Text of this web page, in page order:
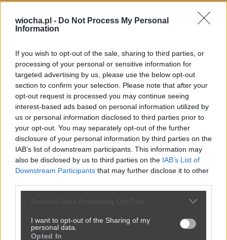
wiocha.pl - Do Not Process My Personal
Information
If you wish to opt-out of the sale, sharing to third parties, or
processing of your personal or sensitive information for
targeted advertising by us, please use the below opt-out
section to confirm your selection. Please note that after your
opt-out request is processed you may continue seeing
interest-based ads based on personal information utilized by
us or personal information disclosed to third parties prior to
your opt-out. You may separately opt-out of the further
disclosure of your personal information by third parties on the
IAB’s list of downstream participants. This information may
also be disclosed by us to third parties on the IAB’s List of
Downstream Participants that may further disclose it to other
Personal Data Processing Opt Outs
I want to opt-out of the Sharing of my
personal data.
Opted In
Kategoria: 😂Śmieszne Tagi: #humor #sklep #faceci
169 0 Udostępnij
Co ta Anetka?
przezZeigeistHisStory— 2 tygodnie temu
Kategoria: 😂Śmieszne Tagi: #humor